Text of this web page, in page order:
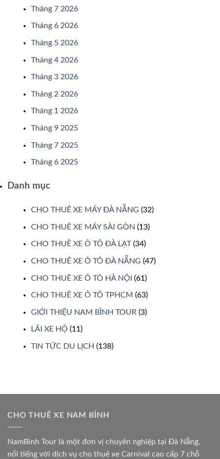
Tháng 7 2026
Tháng 6 2026
Tháng 5 2026
Tháng 4 2026
Tháng 3 2026
Tháng 2 2026
Tháng 1 2026
Tháng 9 2025
Tháng 7 2025
Tháng 6 2025
Danh mục
CHO THUÊ XE MÁY ĐÀ NẴNG (32)
CHO THUÊ XE MÁY SÀI GÒN (13)
CHO THUÊ XE Ô TÔ ĐÀ LẠT(34)
CHO THUÊ XE Ô TÔ ĐÀ NẴNG (47)
CHO THUÊ XE Ô TÔ HÀ NỘI (61)
CHO THUÊ XE Ô TÔ TPHCM (63)
GIỚI THIỆU NAM BÌNH TOUR (3)
LÁI XE HỘ (11)
TIN TỨC DU LỊCH (138)
CHO THUÊ XE NAM BÌNH
NamBinh Tour là một đơn vị chuyên nghiệp tại Đà Nẵng,
nổi tiếng với dịch vụ cho thuê xe Carnival cao cấp 7 chỗ